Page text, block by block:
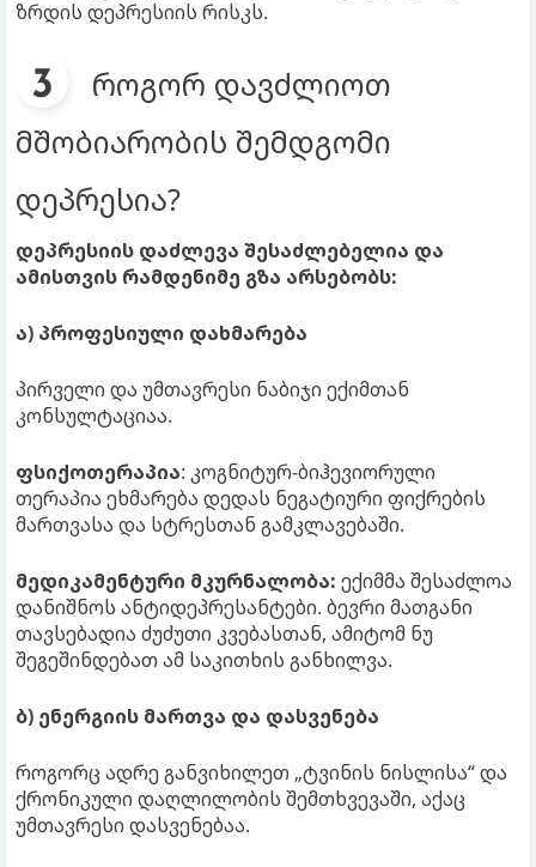
ზრდის დეპრესიის რისკს.
როგორ დავძლიოთ
მშობიარობის შემდგომი
დეპრესია?
დეპრესიის დაძლევა შესაძლებელია და
ამისთვის რამდენიმე გზა არსებობს:
ა) პროფესიული დახმარება
პირველი და უმთავრესი ნაბიჯი ექიმთან
კონსულტაციაა.
ფსიქოთერაპია: კოგნიტურ-ბიჰევიორული
თერაპია ეხმარება დედას ნეგატიური ფიქრების
მართვასა და სტრესთან გამკლავებაში.
მედიკამენტური მკურნალობა: ექიმმა შესაძლოა
დანიშნოს ანტიდეპრესანტები. ბევრი მათგანი
თავსებადია ძუძუთი კვებასთან, ამიტომ ნუ
შეგეშინდებათ ამ საკითხის განხილვა.
ბ) ენერგიის მართვა და დასვენება
როგორც ადრე განვიხილეთ „ტვინის ნისლისა“ და
ქრონიკული დაღლილობის შემთხვევაში, აქაც
უმთავრესი დასვენებაა.